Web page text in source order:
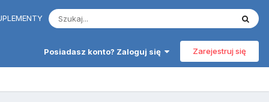
Posiadasz konto? Zaloguj się Zarejestruj się